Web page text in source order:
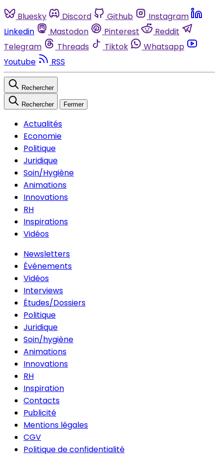
Bluesky Discord Github
Instagram
Linkedin
Mastodon Pinterest
Reddit
Telegram
Threads Tiktok
Whatsapp
Youtube
RSS
Rechercher
Rechercher Fermer
Actualités
Economie
Politique
Juridique
Soin/Hygiène
Animations
Innovations
RH
Inspirations
Vidéos
Newsletters
Événements
Vidéos
Interviews
Études/Dossiers
Politique
Juridique
Soin/hygiène
Animations
Innovations
RH
Inspiration
Contacts
Publicité
Mentions légales
CGV
Politique de confidentialité